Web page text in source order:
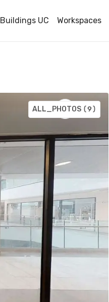
Workspaces
Buildings UC
ALL_PHOTOS(9)